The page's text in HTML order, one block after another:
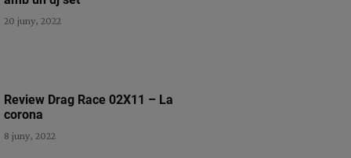
20 juny, 2022
Review Drag Race 02X11 – La
corona
8 juny, 2022